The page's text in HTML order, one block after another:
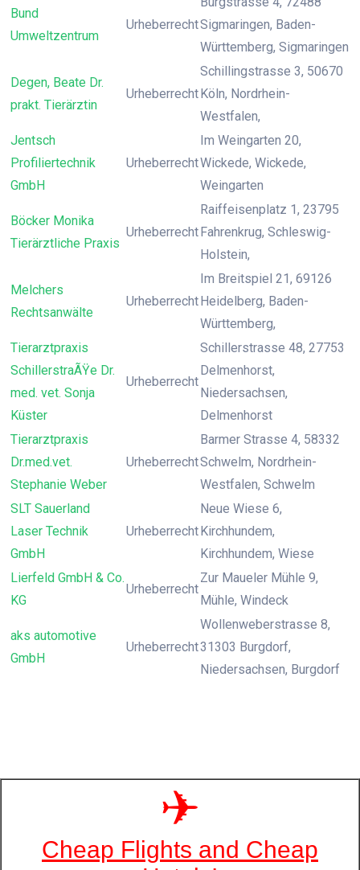
Bund
Umweltzentrum
UrheberrechtSigmaringen, Baden-
Württemberg, Sigmaringen
Degen, Beate Dr.
prakt. Tierärztin
Urheberrecht
Schillingstrasse 3, 50670
Köln, Nordrhein-
Westfalen,
Jentsch
Profiliertechnik
GmbH
Urheberrecht
Im Weingarten 20,
Wickede, Wickede,
Weingarten
Böcker Monika
Tierärztliche Praxis
Urheberrecht
Raiffeisenplatz 1, 23795
Fahrenkrug, Schleswig-
Holstein,
Melchers
Rechtsanwälte
Urheberrecht
Im Breitspiel 21, 69126
Heidelberg, Baden-
Württemberg,
Tierarztpraxis
SchillerstraÃŸe Dr.
med. vet. Sonja
Küster
Urheberrecht
Schillerstrasse 48, 27753
Delmenhorst,
Niedersachsen,
Delmenhorst
Tierarztpraxis
Dr.med.vet.
Stephanie Weber
Urheberrecht
Barmer Strasse 4, 58332
Schwelm, Nordrhein-
Westfalen, Schwelm
SLT Sauerland
Laser Technik
GmbH
Urheberrecht
Neue Wiese 6,
Kirchhundem,
Kirchhundem, Wiese
Lierfeld GmbH & Co.
KG
Urheberrecht
Zur Maueler Mühle 9,
Mühle, Windeck
aks automotive
GmbH
Urheberrecht
Wollenweberstrasse 8,
31303 Burgdorf,
Niedersachsen, Burgdorf